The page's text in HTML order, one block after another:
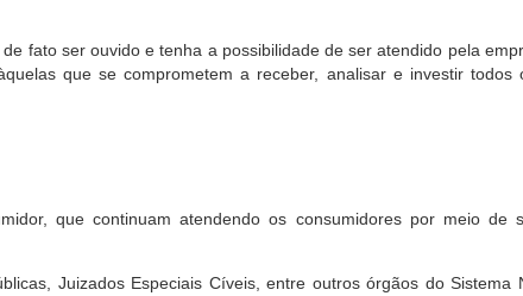
fato ser ouvido e tenha a possibilidade de ser atendido pela
que se comprometem a receber, analisar e investir todos
que continuam atendendo os consumidores por meio de
Juizados Especiais Cíveis, entre outros órgãos do Sistema